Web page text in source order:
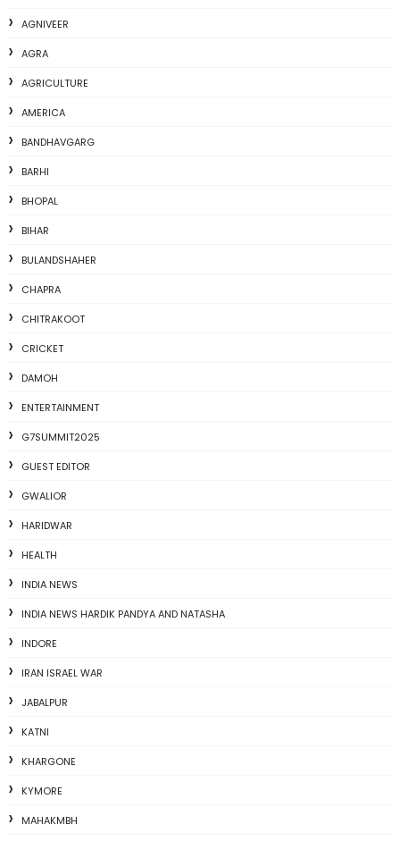
AGNIVEER
AGRA
AGRICULTURE
AMERICA
BANDHAVGARG
BARHI
BHOPAL
BIHAR
BULANDSHAHER
CHAPRA
CHITRAKOOT
CRICKET
DAMOH
ENTERTAINMENT
G7SUMMIT2025
GUEST EDITOR
GWALIOR
HARIDWAR
HEALTH
INDIA NEWS
INDIA NEWS HARDIK PANDYA AND NATASHA
INDORE
IRAN ISRAEL WAR
JABALPUR
KATNI
KHARGONE
KYMORE
MAHAKMBH